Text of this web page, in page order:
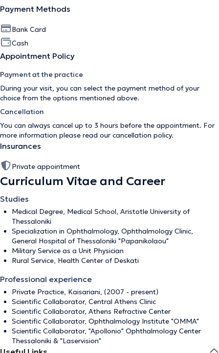
Payment Methods
Bank Card
Cash
Appointment Policy
Payment at the practice
During your visit, you can select the payment method of your
choice from the options mentioned above.
Cancellation
You can always cancel up to 3 hours before the appointment. For
more information please read our cancellation policy.
Insurances
Private appointment
Curriculum Vitae and Career
Studies
Medical Degree, Medical School, Aristotle University of
Thessaloniki
Specialization in Ophthalmology, Ophthalmology Clinic,
General Hospital of Thessaloniki "Papanikolaou"
Military Service as a Unit Physician
Rural Service, Health Center of Deskati
Professional experience
Private Practice, Kaisariani, (2007 - present)
Scientific Collaborator, Central Athens Clinic
Scientific Collaborator, Athens Refractive Center
Scientific Collaborator, Ophthalmology Institute "OMMA"
Scientific Collaborator, "Apollonio" Ophthalmology Center
Thessaloniki & "Laservision"